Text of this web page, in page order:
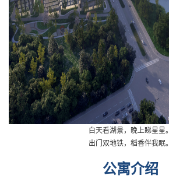
白天看湖景，晚上睇星星。
出门双地铁，稻香伴我眠。
公寓介绍